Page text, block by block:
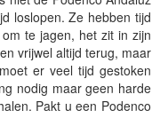
loslopen. Ze hebben tijd
te jagen, het zit in zijn
vrijwel altijd terug, maar
er veel tijd gestoken
nodig maar geen harde
Pakt u een Podenco